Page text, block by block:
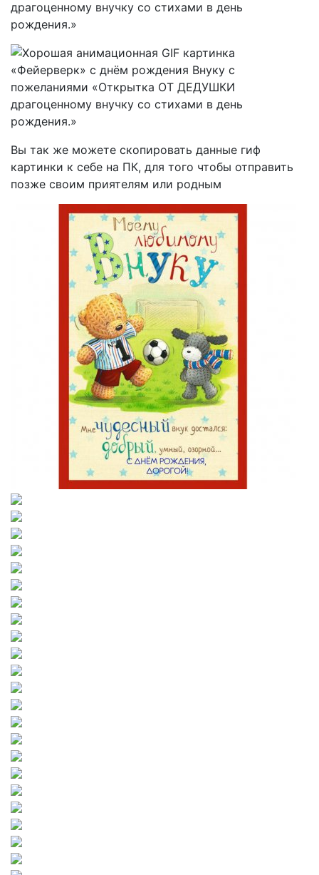
Вы так же можете скопировать данные гиф
картинки к себе на ПК, для того чтобы отправить
позже своим приятелям или родным